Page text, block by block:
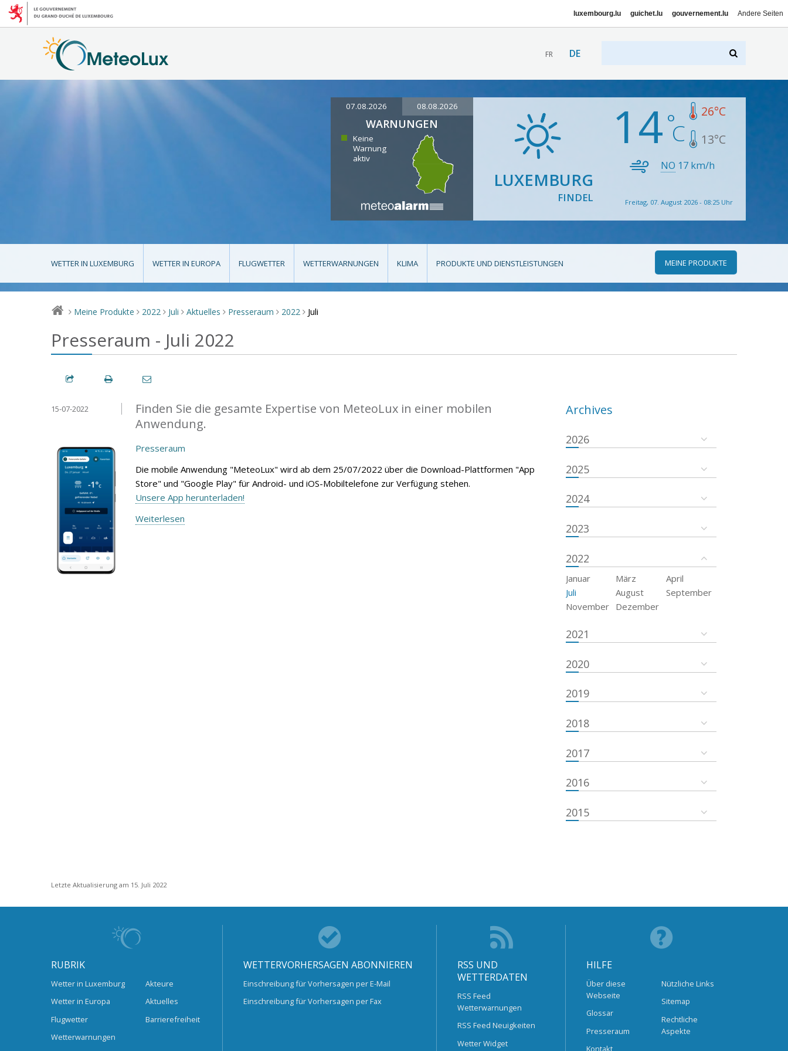
luxembourg.lu guichet.lu gouvernement.lu Andere Seiten
FR DE
07.08.2026 08.08.2026
WARNUNGEN
Keine
Warnung
aktiv
LUXEMBURG
FINDEL
14 26°C
13°C
NO 17 km/h
Freitag, 07. August 2026 - 08:25 Uhr
WETTER IN LUXEMBURG WETTER IN EUROPA FLUGWETTER WETTERWARNUNGEN KLIMA PRODUKTE UND DIENSTLEISTUNGEN MEINE PRODUKTE
> Meine Produkte > 2022 > Juli > Aktuelles > Presseraum > 2022 > Juli
Presseraum - Juli 2022
Finden Sie die gesamte Expertise von MeteoLux in einer mobilen
Anwendung.
15-07-2022
Presseraum
Die mobile Anwendung "MeteoLux" wird ab dem 25/07/2022 über die Download-Plattformen "App
Store" und "Google Play" für Android- und iOS-Mobiltelefone zur Verfügung stehen.
Unsere App herunterladen!
Weiterlesen
Archives
2026
2025
2024
2023
2022
Januar März
April
Juli
August
September
November
Dezember
2021
2020
2019
2018
2017
2016
2015
Letzte Aktualisierung am 15. Juli 2022
RUBRIK
Wetter in Luxemburg
Wetter in Europa
Flugwetter
Wetterwarnungen
Akteure
Aktuelles
Barrierefreiheit
WETTERVORHERSAGEN ABONNIEREN
Einschreibung für Vorhersagen per E-Mail
Einschreibung für Vorhersagen per Fax
RSS UND
WETTERDATEN
RSS Feed
Wetterwarnungen
RSS Feed Neuigkeiten
Wetter Widget
HILFE
Über diese
Webseite
Glossar
Presseraum
Kontakt
Nützliche Links
Sitemap
Rechtliche
Aspekte